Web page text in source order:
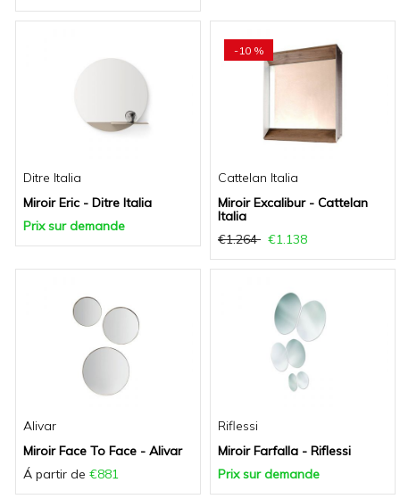
Ditre Italia
Miroir Eric - Ditre Italia
Prix sur demande
-10 %
Cattelan Italia
Miroir Excalibur - Cattelan
Italia
€1.264
€1.138
Alivar
Miroir Face To Face - Alivar
Á partir de €881
Riflessi
Miroir Farfalla - Riflessi
Prix sur demande